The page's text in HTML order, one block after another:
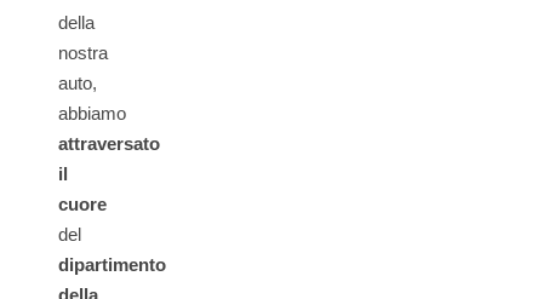
della
nostra
auto,
abbiamo
attraversato
il
cuore
del
dipartimento
della